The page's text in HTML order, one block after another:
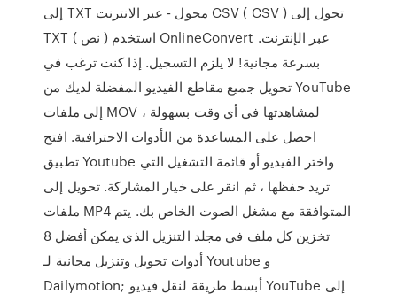
إلى TXT محول - عبر الانترنت CSV ( CSV ) تحول إلى
TXT ( نص ) استخدم OnlineConvert عبر الإنترنت.
بسرعة مجانية! لا يلزم التسجيل. إذا كنت ترغب في
تحويل جميع مقاطع الفيديو المفضلة لديك من YouTube
إلى ملفات MOV لمشاهدتها في أي وقت بسهولة ،
احصل على المساعدة من الأدوات الاحترافية. افتح
تطبيق Youtube واختر الفيديو أو قائمة التشغيل التي
تريد حفظها ، ثم انقر على خيار المشاركة. تحويل إلى
ملفات MP4 المتوافقة مع مشغل الصوت الخاص بك. يتم
تخزين كل ملف في مجلد التنزيل الذي يمكن أفضل 8
أدوات تحويل وتنزيل مجانية لـ Youtube و
Dailymotion; أبسط طريقة لنقل فيديو YouTube إلى